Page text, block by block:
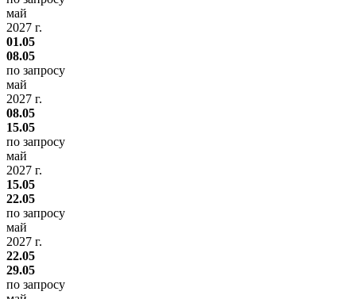
май
2027 г.
01.05
08.05
по запросу
май
2027 г.
08.05
15.05
по запросу
май
2027 г.
15.05
22.05
по запросу
май
2027 г.
22.05
29.05
по запросу